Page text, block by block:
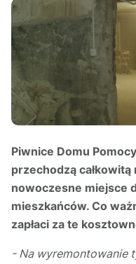
Piwnice Domu
przechodzą
nowoczesne miejsce
mieszkańców. Co
zapłaci za te
- Na wyremontowanie